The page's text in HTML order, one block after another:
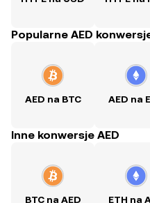
Popularne AED
AED na BTC AED na
Inne konwersje AED
BTC na AED ETH na